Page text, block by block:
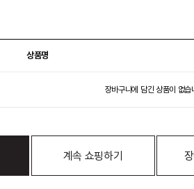
상품명
장바구니에 담긴 상품이 없습
계속 쇼핑하기